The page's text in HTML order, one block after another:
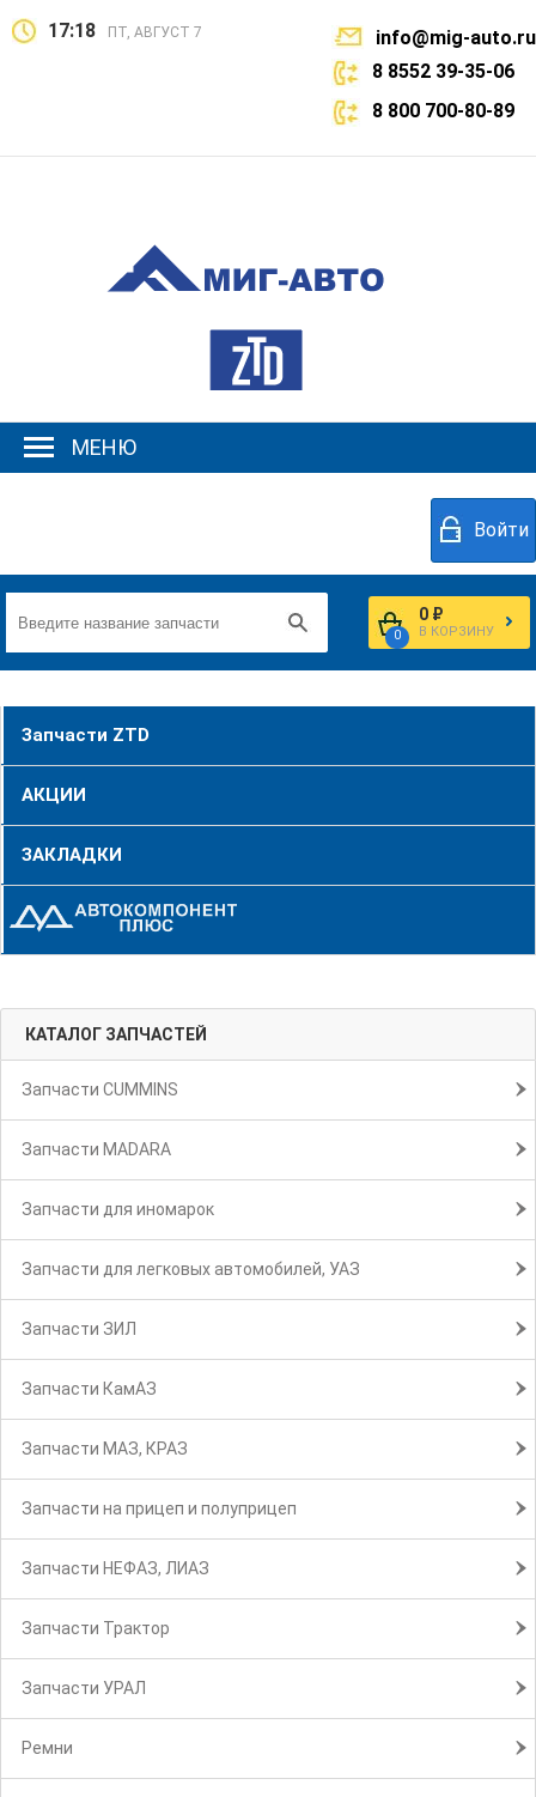
17:18 ПТ, АВГУСТ 7
info@mig-auto.ru
8 8552 39-35-06
8 800 700-80-89
МЕНЮ
Войти
0
0 ₽
В КОРЗИНУ
Запчасти ZTD
АКЦИИ
ЗАКЛАДКИ
КАТАЛОГ ЗАПЧАСТЕЙ
Запчасти CUMMINS
Запчасти MADARA
Запчасти для иномарок
Запчасти для легковых автомобилей, УАЗ
Запчасти ЗИЛ
Запчасти КамАЗ
Запчасти МАЗ, КРАЗ
Запчасти на прицеп и полуприцеп
Запчасти НЕФАЗ, ЛИАЗ
Запчасти Трактор
Запчасти УРАЛ
Ремни